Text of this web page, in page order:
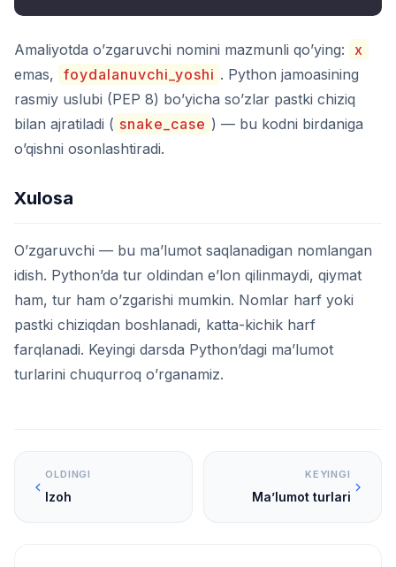
Amaliyotda o’zgaruvchi nomini mazmunli qo’ying: x
emas, foydalanuvchi_yoshi . Python jamoasining
rasmiy uslubi (PEP 8) bo’yicha so’zlar pastki chiziq
bilan ajratiladi ( snake_case ) — bu kodni birdaniga
o’qishni osonlashtiradi.
Xulosa
O’zgaruvchi — bu ma’lumot saqlanadigan nomlangan
idish. Python’da tur oldindan e’lon qilinmaydi, qiymat
ham, tur ham o’zgarishi mumkin. Nomlar harf yoki
pastki chiziqdan boshlanadi, katta-kichik harf
farqlanadi. Keyingi darsda Python’dagi ma’lumot
turlarini chuqurroq o’rganamiz.
OLDINGI
Izoh
KEYINGI
Ma’lumot turlari